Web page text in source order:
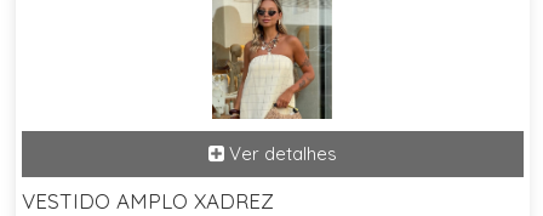
VESTIDO AMPLO XADREZ